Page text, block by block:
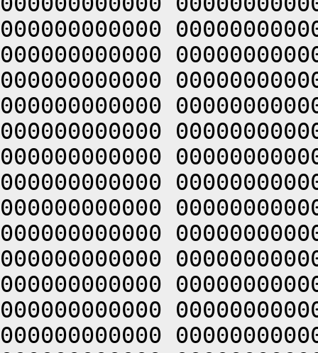
000000000000
000000000000
000000000000
000000000000
000000000000
000000000000
000000000000
000000000000
000000000000
000000000000
000000000000
000000000000
000000000000